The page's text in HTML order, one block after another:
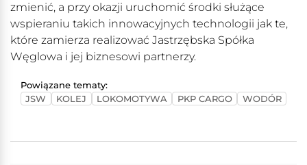
zmienić, a przy okazji uruchomić środki służące
wspieraniu takich innowacyjnych technologii jak te,
które zamierza realizować Jastrzębska Spółka
Węglowa i jej biznesowi partnerzy.
Powiązane tematy:
JSW
KOLEJ LOKOMOTYWA PKP CARGO WODÓR